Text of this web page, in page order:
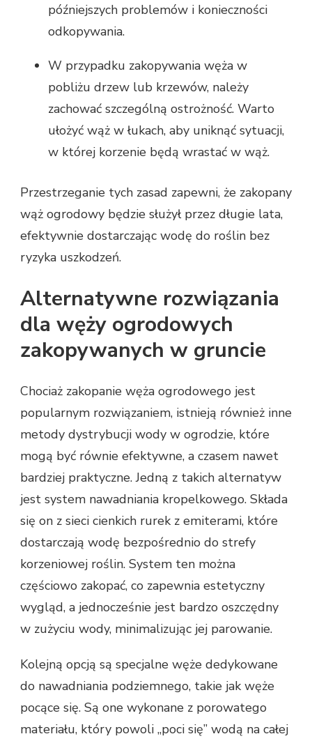
późniejszych problemów i konieczności
odkopywania.
W przypadku zakopywania węża w
pobliżu drzew lub krzewów, należy
zachować szczególną ostrożność. Warto
ułożyć wąż w łukach, aby uniknąć sytuacji,
w której korzenie będą wrastać w wąż.
Przestrzeganie tych zasad zapewni, że zakopany
wąż ogrodowy będzie służył przez długie lata,
efektywnie dostarczając wodę do roślin bez
ryzyka uszkodzeń.
Alternatywne rozwiązania
dla węży ogrodowych
zakopywanych w gruncie
Chociaż zakopanie węża ogrodowego jest
popularnym rozwiązaniem, istnieją również inne
metody dystrybucji wody w ogrodzie, które
mogą być równie efektywne, a czasem nawet
bardziej praktyczne. Jedną z takich alternatyw
jest system nawadniania kropelkowego. Składa
się on z sieci cienkich rurek z emiterami, które
dostarczają wodę bezpośrednio do strefy
korzeniowej roślin. System ten można
częściowo zakopać, co zapewnia estetyczny
wygląd, a jednocześnie jest bardzo oszczędny
w zużyciu wody, minimalizując jej parowanie.
Kolejną opcją są specjalne węże dedykowane
do nawadniania podziemnego, takie jak węże
pocące się. Są one wykonane z porowatego
materiału, który powoli „poci się” wodą na całej